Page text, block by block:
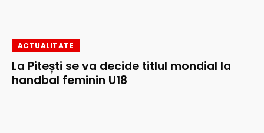
ACTUALITATE
La Pitești se va decide titlul mondial la
handbal feminin U18